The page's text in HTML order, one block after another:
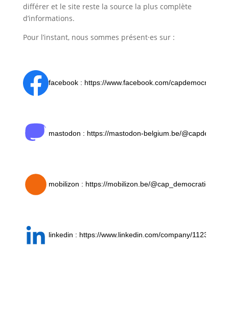
différer et le site reste la source la plus complète
d’informations.
Pour l’instant, nous sommes présent·es sur :
facebook : https://www.facebook.com/capdemocratie
mastodon : https://mastodon-belgium.be/
mobilizon : https://mobilizon.be/
linkedin : https://www.linkedin.com/company/